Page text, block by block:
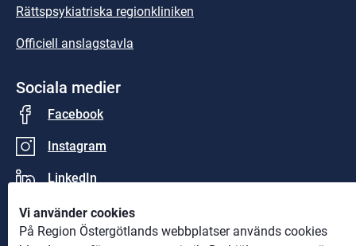
Vi använder cookies
På Region Östergötlands webbplatser används cookies
Rättspsykiatriska regionkliniken
Officiell anslagstavla
Sociala medier
Facebook
Instagram
LinkedIn